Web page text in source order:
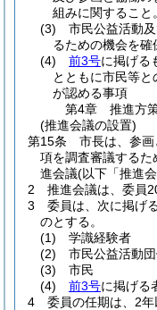
組みに関すること。
(3)
市民公益活動
るための機会を確
(4)
前3号に掲げる
とともに市民等
が認める事項
第4章
推進方
(推進会議の設置)
第15条
市長は、参
項を調査審議するた
進会議(以下「推進
2
推進会議は、委員
3
委員は、次に掲げ
のとする。
(1)
学識経験者
(2)
市民公益活動
(3)
市民
(4)
前3号に掲げる
4
委員の任期は、2年